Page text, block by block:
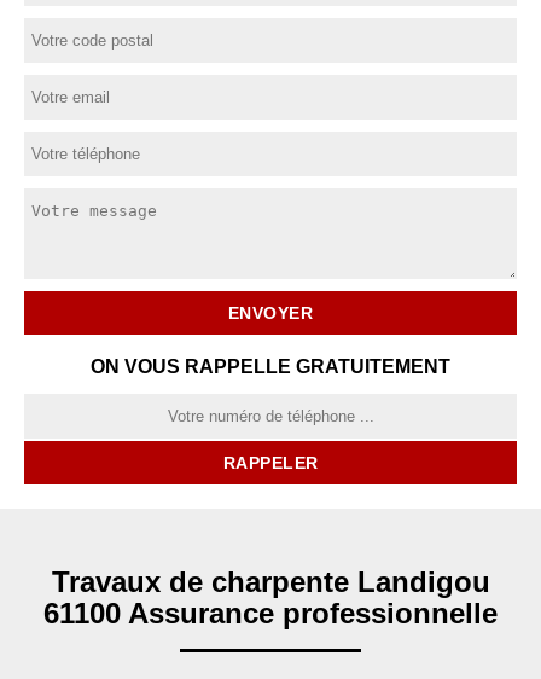
ON VOUS RAPPELLE GRATUITEMENT
Travaux de charpente Landigou
61100 Assurance professionnelle